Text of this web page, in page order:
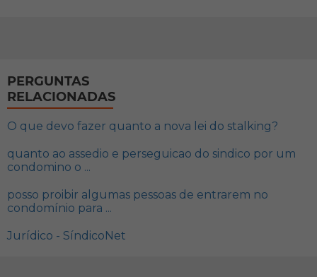
PERGUNTAS
RELACIONADAS
O que devo fazer quanto a nova lei do stalking?
quanto ao assedio e perseguicao do sindico por um
condomino o ...
posso proibir algumas pessoas de entrarem no
condomínio para ...
Jurídico - SíndicoNet